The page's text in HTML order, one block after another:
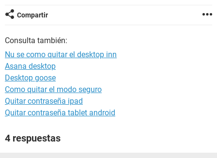
Compartir
Consulta también:
Nu se como quitar el desktop inn
Asana desktop
Desktop goose
Como quitar el modo seguro
Quitar contraseña ipad
Quitar contraseña tablet android
4 respuestas